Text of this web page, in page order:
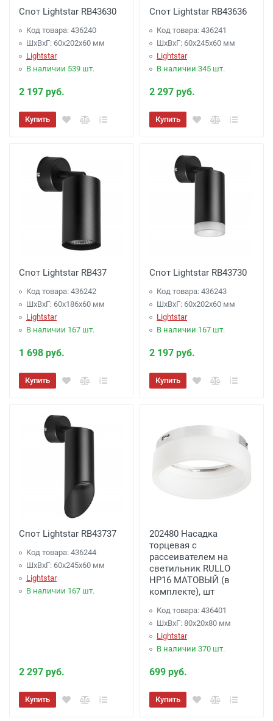
Спот Lightstar RB43630
Код товара: 436240
ШхВхГ: 60x202x60 мм
Lightstar
В наличии 539 шт.
2 197 руб.
Купить
Спот Lightstar RB43636
Код товара: 436241
ШхВхГ: 60x245x60 мм
Lightstar
В наличии 345 шт.
2 297 руб.
Купить
Спот Lightstar RB437
Код товара: 436242
ШхВхГ: 60x186x60 мм
Lightstar
В наличии 167 шт.
1 698 руб.
Купить
Спот Lightstar RB43730
Код товара: 436243
ШхВхГ: 60x202x60 мм
Lightstar
В наличии 167 шт.
2 197 руб.
Купить
Спот Lightstar RB43737
Код товара: 436244
ШхВхГ: 60x245x60 мм
Lightstar
В наличии 167 шт.
2 297 руб.
Купить
202480 Насадка
торцевая с
рассеивателем на
светильник RULLO
HP16 МАТОВЫЙ (в
комплекте), шт
Код товара: 436401
ШхВхГ: 80x20x80 мм
Lightstar
В наличии 370 шт.
699 руб.
Купить